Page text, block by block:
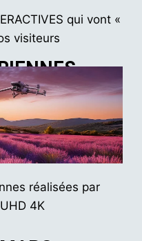
qui vont «
visiteurs
réalisées par
4K